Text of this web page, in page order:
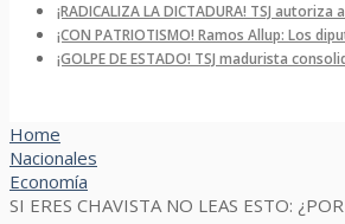
¡RADICALIZA LA DICTADURA! TSJ
¡CON PATRIOTISMO! Ramos Allup: Los
¡GOLPE DE ESTADO! TSJ madurista
Home
Nacionales
Economía
SI ERES CHAVISTA NO LEAS ESTO: